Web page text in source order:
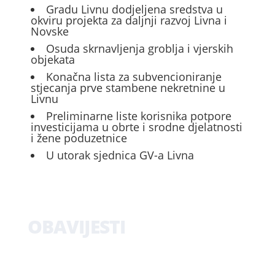
Gradu Livnu dodjeljena sredstva u
okviru projekta za daljnji razvoj Livna i
Novske
Osuda skrnavljenja groblja i vjerskih
objekata
Konačna lista za subvencioniranje
stjecanja prve stambene nekretnine u
Livnu
Preliminarne liste korisnika potpore
investicijama u obrte i srodne djelatnosti
i žene poduzetnice
U utorak sjednica GV-a Livna